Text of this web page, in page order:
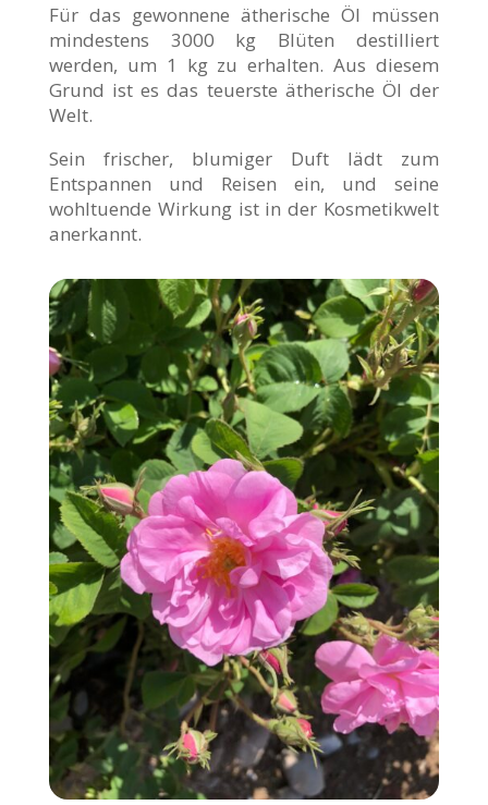
Für das gewonnene ätherische Öl müssen
mindestens 3000 kg Blüten destilliert
werden, um 1 kg zu erhalten. Aus diesem
Grund ist es das teuerste ätherische Öl der
Welt.
Sein frischer, blumiger Duft lädt zum
Entspannen und Reisen ein, und seine
wohltuende Wirkung ist in der Kosmetikwelt
anerkannt.